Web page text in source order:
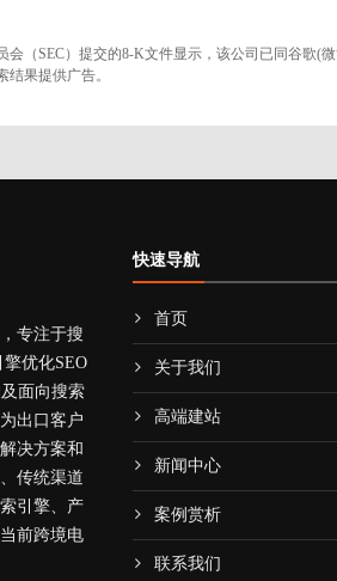
会（SEC）提交的8-K文件显示，该公司已同谷歌(
果提供广告。
专注于搜
优化SEO
面向搜索
出口客户
决方案和
传统渠道
引擎、产
前跨境电
快速导航
首页
关于我们
高端建站
新闻中心
案例赏析
联系我们